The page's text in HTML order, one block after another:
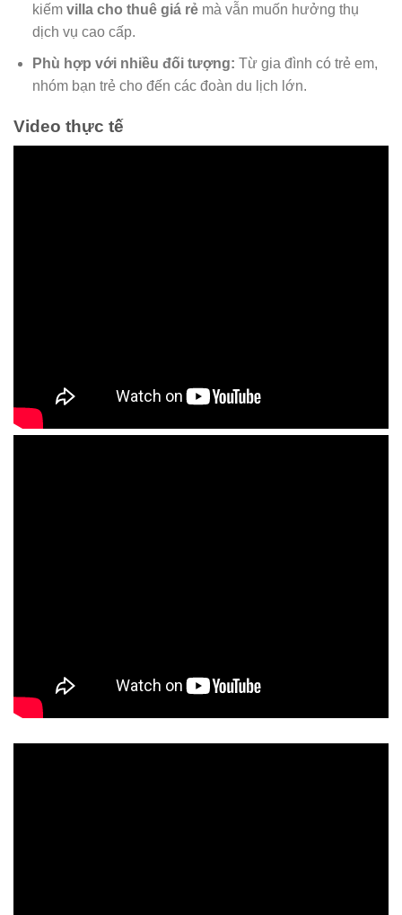
kiếm villa cho thuê giá rẻmà vẫn muốn hưởng thụ
dịch vụ cao cấp.
Phù hợp với nhiều đối tượng: Từ gia đình có trẻ em,
nhóm bạn trẻ cho đến các đoàn du lịch lớn.
Video thực tế